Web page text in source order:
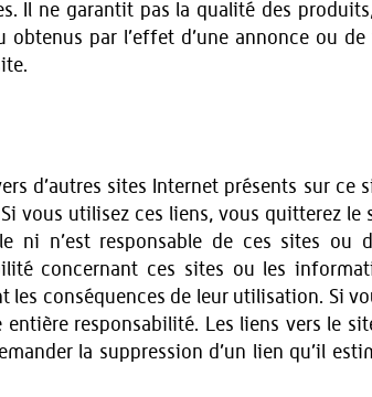
Il ne garantit pas la qualité des
obtenus par l’effet d’une annonce ou
d’autres sites Internet présents sur
vous utilisez ces liens, vous quitterez
ni n’est responsable de ces sites ou
concernant ces sites ou les
les conséquences de leur utilisation. Si
entière responsabilité. Les liens vers le
la suppression d’un lien qu’il